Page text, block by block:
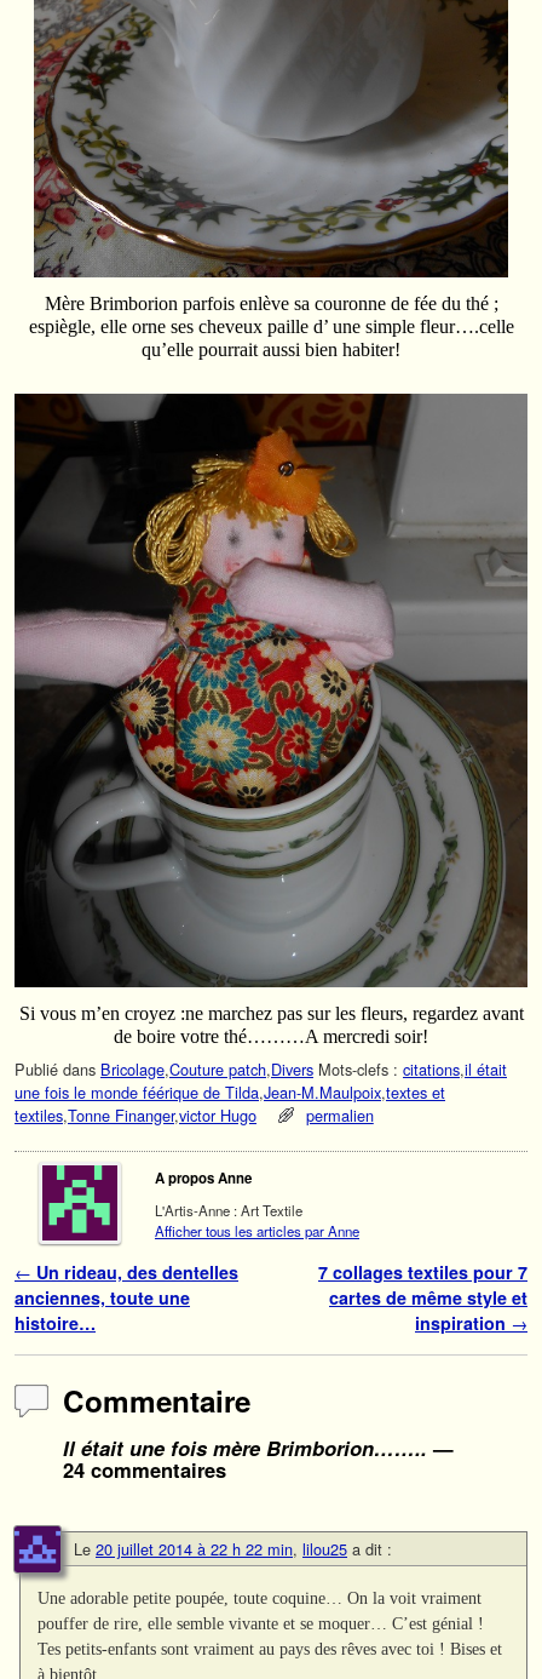
Mère Brimborion parfois enlève sa couronne de fée du thé ;
espiègle, elle orne ses cheveux paille d’ une simple fleur….celle
qu’elle pourrait aussi bien habiter!
Si vous m’en croyez :ne marchez pas sur les fleurs, regardez avant
de boire votre thé………A mercredi soir!
Publié dans Bricolage,Couture patch,Divers Mots-clefs : citations,il était
une fois le monde féérique de Tilda,Jean-M.Maulpoix,textes et
textiles,Tonne Finanger,victor Hugo permalien
A propos Anne
L'Artis-Anne : Art Textile
Afficher tous les articles par Anne
Navigation des articles
← Un rideau, des dentelles
anciennes, toute une
histoire…
7 collages textiles pour 7
cartes de même style et
inspiration →
Commentaire
Il était une fois mère Brimborion…….. —
24 commentaires
Le 20 juillet 2014 à 22 h 22 min, lilou25 a dit :
Une adorable petite poupée, toute coquine… On la voit vraiment
pouffer de rire, elle semble vivante et se moquer… C’est génial !
Tes petits-enfants sont vraiment au pays des rêves avec toi ! Bises et
à bientôt